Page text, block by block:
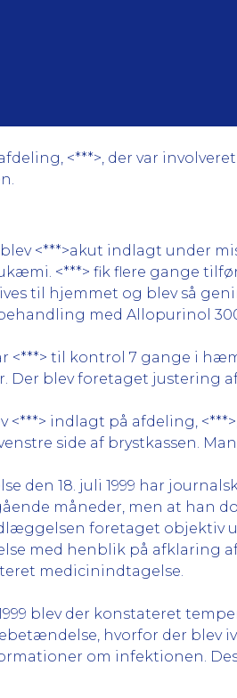
<***>, der var
blev <***>akut indlagt under
<***> fik flere gange
til hjemmet og blev så
behandling med Allopurinol
<***> til kontrol 7 gange i
Der blev foretaget justering
<***> indlagt på afdeling,
side af brystkassen.
den 18. juli 1999 har
måneder, men at han
foretaget objektiv
med henblik på afklaring
medicinindtagelse.
blev der konstateret
hvorfor der blev
om infektionen.